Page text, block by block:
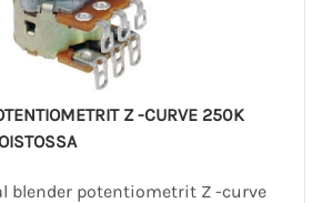
Z -CURVE 250K
blender potentiometrit Z -curve